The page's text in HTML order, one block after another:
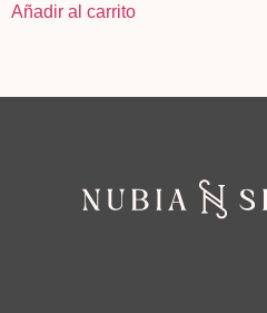
Añadir al carrito